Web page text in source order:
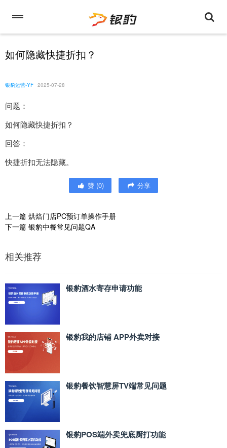
如何隐藏快捷折扣？
银豹运营-YF 2025-07-28
问题：
如何隐藏快捷折扣？
回答：
快捷折扣无法隐藏。
赞 (0) 分享
上一篇 烘焙门店PC预订单操作手册
下一篇 银豹中餐常见问题QA
相关推荐
银豹酒水寄存申请功能
银豹我的店铺 APP外卖对接
银豹餐饮智慧屏TV端常见问题
银豹POS端外卖兜底厨打功能